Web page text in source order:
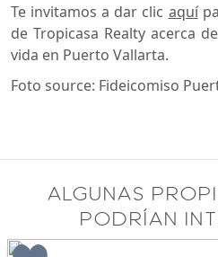
Te invitamos a dar clic aquí
de Tropicasa Realty acerca
vida en Puerto Vallarta.
Foto source: Fideicomiso
Algunas
podrían